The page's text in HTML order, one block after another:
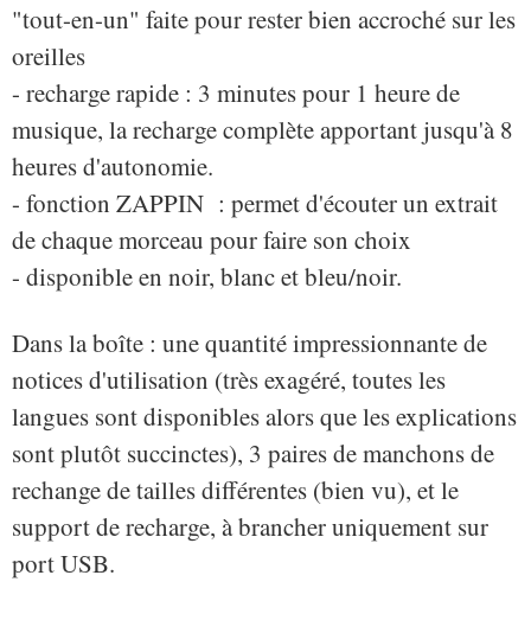
"tout-en-un" faite pour rester bien accroché sur les
oreilles
- recharge rapide : 3 minutes pour 1 heure de
musique, la recharge complète apportant jusqu'à 8
heures d'autonomie.
- fonction ZAPPIN : permet d'écouter un extrait
de chaque morceau pour faire son choix
- disponible en noir, blanc et bleu/noir.
Dans la boîte : une quantité impressionnante de
notices d'utilisation (très exagéré, toutes les
langues sont disponibles alors que les explications
sont plutôt succinctes), 3 paires de manchons de
rechange de tailles différentes (bien vu), et le
support de recharge, à brancher uniquement sur
port USB.